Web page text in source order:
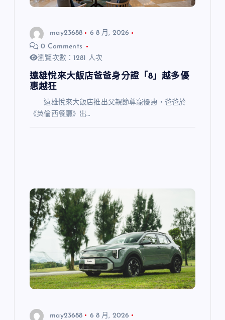
may23688
6 8 月, 2026
0 Comments
瀏覽次數：1281 人次
遠雄悅來大飯店爸爸身分證「8」越多優
惠越狂
遠雄悅來大飯店推出父親節尊寵優惠，爸爸於
《英倫西餐廳》出…
may23688
6 8 月, 2026